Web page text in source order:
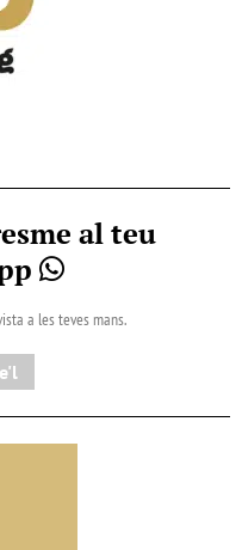
al teu
a les teves mans.